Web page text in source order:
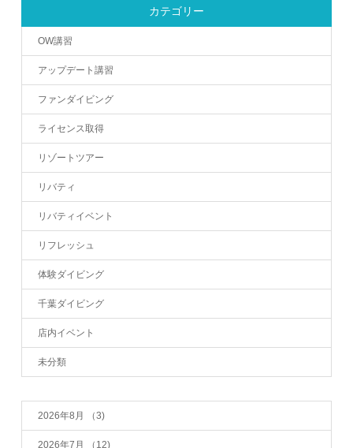
カテゴリー
OW講習
アップデート講習
ファンダイビング
ライセンス取得
リゾートツアー
リバティ
リバティイベント
リフレッシュ
体験ダイビング
千葉ダイビング
店内イベント
未分類
2026年8月 （3)
2026年7月 （12)